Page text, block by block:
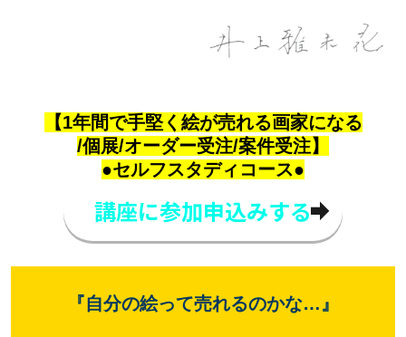
【1年間で手堅く絵が売れる画家になる
/個展/オーダー受注/案件受注】
●セルフスタディコース●
講座に参加申込みする
『自分の絵って売れるのかな…』